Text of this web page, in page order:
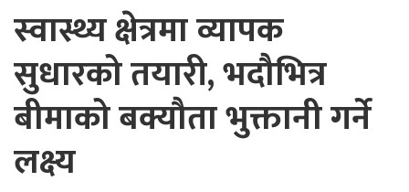
स्वास्थ्य क्षेत्रमा व्यापक
सुधारको तयारी, भदौभित्र
बीमाको बक्यौता भुक्तानी गर्ने
लक्ष्य